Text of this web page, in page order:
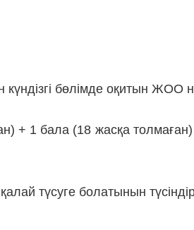
бөлімде оқитын ЖОО
+ 1 бала (18 жасқа
түсуге болатынын